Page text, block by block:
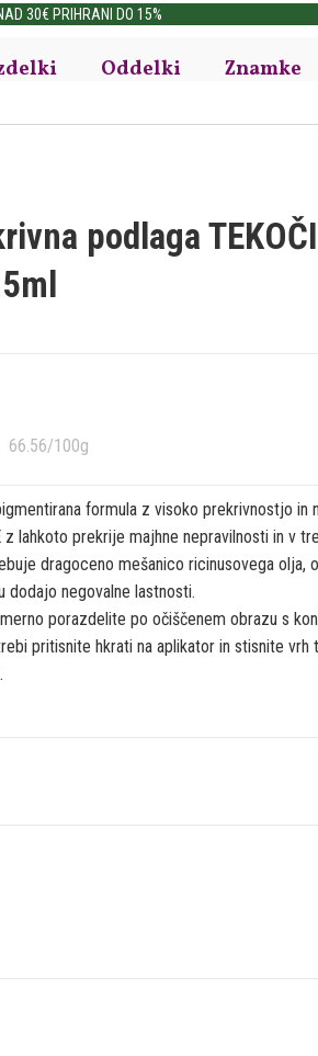
30€ PRIHRANI DO 15%
Oddelki Znamke
podlaga TEKOČI
66.56/100g
formula z visoko prekrivnostjo in
z lahkoto prekrije majhne nepravilnosti in v
dragoceno mešanico ricinusovega olja,
dodajo negovalne lastnosti.
porazdelite po očiščenem obrazu s
pritisnite hkrati na aplikator in stisnite vrh